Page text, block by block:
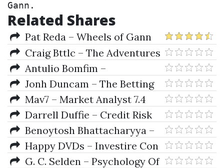
Gann.
Related Shares
Pat Reda – Wheels of Gann
(Top Secret Forecast Guide)
Craig Bttlc – The Adventures
Of The Cycle Hunter. The
Cyclist
Antulio Bomfim –
Understanding Credit
Derivatives & Related
Instruments
Jonh Duncam – The Betting
Exchange Guide
Mav7 – Market Analyst 7.4
(Build 161) Pro (Gann Tool +
Gann To Astro) (Jun 2014)
Darrell Duffie – Credit Risk
Benoytosh Bhattacharyya –
Introduction to Buddhist
Esoterism
Happy DVDs – Investire Con
Internet Book (Italian)
G. C. Selden – Psychology Of